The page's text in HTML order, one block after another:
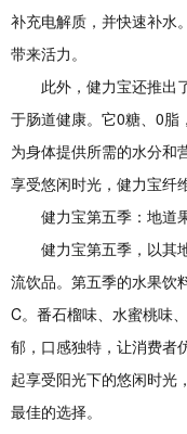
补充电解质，并快速补水
带来活力。
此外，健力宝还推出
于肠道健康。它0糖、0脂
为身体提供所需的水分和
享受悠闲时光，健力宝纤
健力宝第五季：地道
健力宝第五季，以其
流饮品。第五季的水果饮
C。番石榴味、水蜜桃味
郁，口感独特，让消费者
起享受阳光下的悠闲时光
最佳的选择。